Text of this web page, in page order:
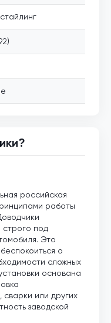
российская
работы
под
Это
о
сложных
основана
сварки или других
заводской